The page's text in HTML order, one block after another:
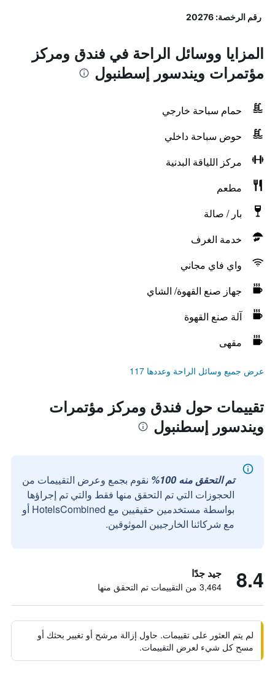
رقم الرخصة: 20276
المزايا ووسائل الراحة في فندق ومركز
مؤتمرات ويندسور إسطنبول
حمام سباحة خارجي
حوض سباحة داخلي
مركز اللياقة البدنية
مطعم
بار / صالة
خدمة الغرف
واي فاي مجاني
جهاز صنع القهوة/ الشاي
آلة صنع القهوة
مقهى
عرض جميع وسائل الراحة وعددها 117
تقييمات حول فندق ومركز مؤتمرات
ويندسور إسطنبول
تم التحقق منه 100%
نقوم بجمع وعرض التقييمات من
الحجوزات التي تم التحقق منها فقط والتي تم إجراؤها
بواسطة مستخدمين حقيقيين مع HotelsCombined أو
مع شركائنا الخارجيين الموثوقين.
8.4 جيد جدًا
3,464 من التقييمات تم التحقق منها
لم يتم العثور على تقييمات. حاول إزالة مرشح أو تغيير بحثك أو
مسح كل شيء لعرض التقييمات.